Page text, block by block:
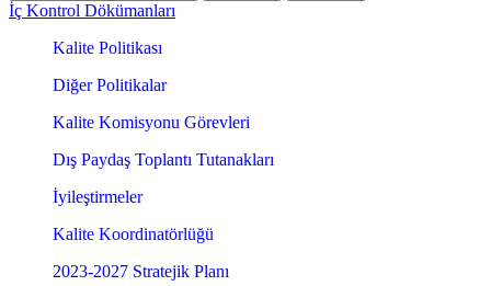
İç Kontrol Dökümanları
Kalite Politikası
Diğer Politikalar
Kalite Komisyonu Görevleri
Dış Paydaş Toplantı Tutanakları
İyileştirmeler
Kalite Koordinatörlüğü
2023-2027 Stratejik Planı